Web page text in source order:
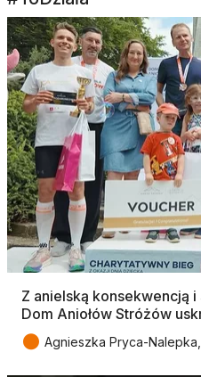
Z anielską konsekwencją
Dom Aniołów Stróżów
● Agnieszka Pryca-